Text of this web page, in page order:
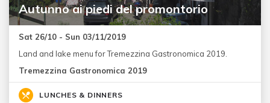
Autunno ai piedi del promontorio
Sat 26/10 - Sun 03/11/2019
Land and lake menu for Tremezzina Gastronomica 2019.
Tremezzina Gastronomica 2019
LUNCHES & DINNERS